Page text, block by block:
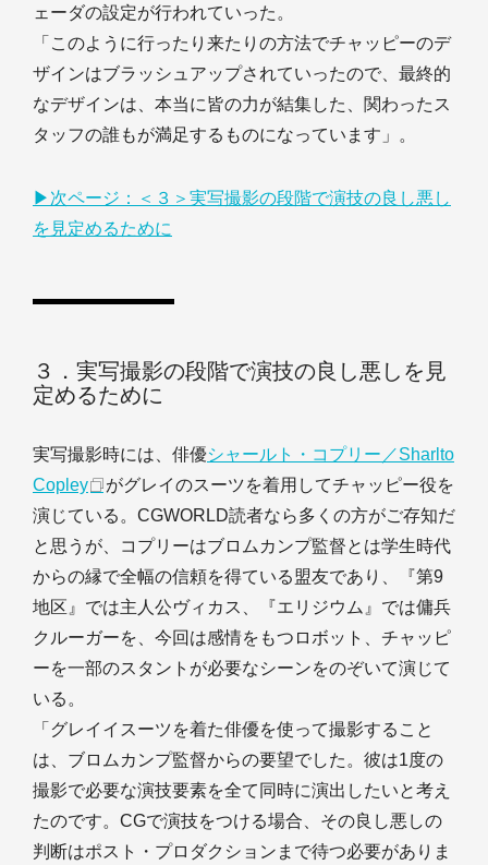
ェーダの設定が行われていった。
「このように行ったり来たりの方法でチャッピーのデ
ザインはブラッシュアップされていったので、最終的
なデザインは、本当に皆の力が結集した、関わったス
タッフの誰もが満足するものになっています」。
▶︎次ページ：＜３＞実写撮影の段階で演技の良し悪し
を見定めるために
３．実写撮影の段階で演技の良し悪しを見
定めるために
実写撮影時には、俳優シャールト・コプリー／Sharlto
Copley
がグレイのスーツを着用してチャッピー役を
演じている。CGWORLD読者なら多くの方がご存知だ
と思うが、コプリーはブロムカンプ監督とは学生時代
からの縁で全幅の信頼を得ている盟友であり、『第9
地区』では主人公ヴィカス、『エリジウム』では傭兵
クルーガーを、今回は感情をもつロボット、チャッピ
ーを一部のスタントが必要なシーンをのぞいて演じて
いる。
「グレイイスーツを着た俳優を使って撮影すること
は、ブロムカンプ監督からの要望でした。彼は1度の
撮影で必要な演技要素を全て同時に演出したいと考え
たのです。CGで演技をつける場合、その良し悪しの
判断はポスト・プロダクションまで待つ必要がありま